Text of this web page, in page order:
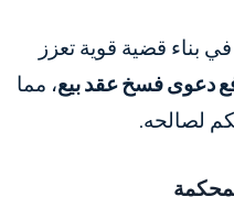
بناء قضية قوية تعزز
دعوى فسخ عقد بيع، مما
لصالحه.